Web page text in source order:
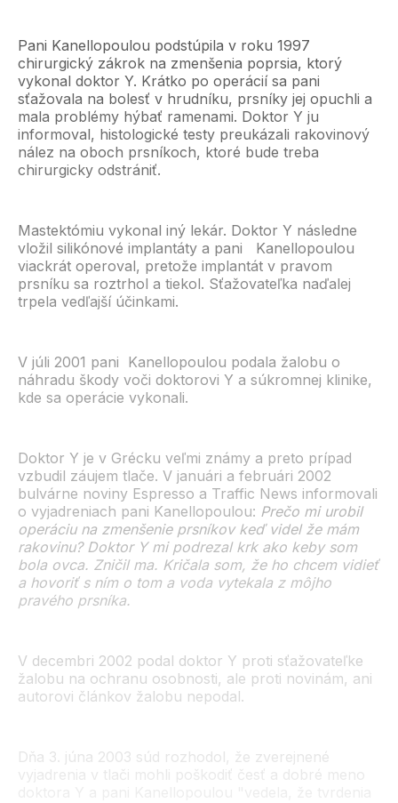
Pani Kanellopoulou podstúpila v roku 1997
chirurgický zákrok na zmenšenia poprsia, ktorý
vykonal doktor Y. Krátko po operácií sa pani
sťažovala na bolesť v hrudníku, prsníky jej opuchli a
mala problémy hýbať ramenami. Doktor Y ju
informoval, histologické testy preukázali rakovinový
nález na oboch prsníkoch, ktoré bude treba
chirurgicky odstrániť.
Mastektómiu vykonal iný lekár. Doktor Y následne
vložil silikónové implantáty a pani Kanellopoulou
viackrát operoval, pretože implantát v pravom
prsníku sa roztrhol a tiekol. Sťažovateľka naďalej
trpela vedľajší účinkami.
V júli 2001 pani Kanellopoulou podala žalobu o
náhradu škody voči doktorovi Y a súkromnej klinike,
kde sa operácie vykonali.
Doktor Y je v Grécku veľmi známy a preto prípad
vzbudil záujem tlače. V januári a februári 2002
bulvárne noviny Espresso a Traffic News informovali
o vyjadreniach pani Kanellopoulou: Prečo mi urobil
operáciu na zmenšenie prsníkov keď videl že mám
rakovinu? Doktor Y mi podrezal krk ako keby som
bola ovca. Zničil ma. Kričala som, že ho chcem vidieť
a hovoriť s ním o tom a voda vytekala z môjho
pravého prsníka.
V decembri 2002 podal doktor Y proti sťažovateľke
žalobu na ochranu osobnosti, ale proti novinám, ani
autorovi článkov žalobu nepodal.
Dňa 3. júna 2003 súd rozhodol, že zverejnené